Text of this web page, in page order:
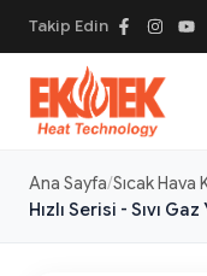
Takip Edin
Ana Sayfa Sıcak Hava
Hızlı Serisi - Sıvı